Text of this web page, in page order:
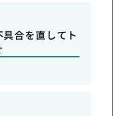
合を直してト